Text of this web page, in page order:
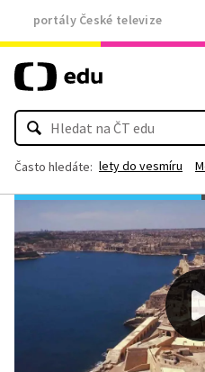
portály České televize
Často hledáte: lety do vesmíru